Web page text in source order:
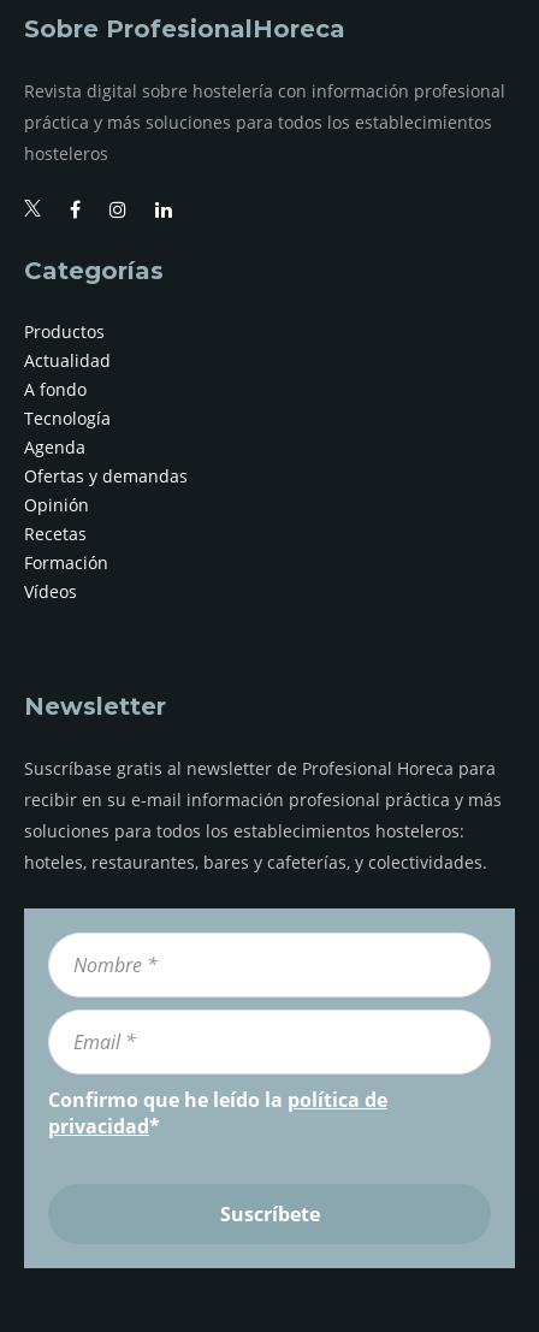
Sobre ProfesionalHoreca
Revista digital sobre hostelería con información profesional
práctica y más soluciones para todos los establecimientos
hosteleros
Categorías
Productos
Actualidad
A fondo
Tecnología
Agenda
Ofertas y demandas
Opinión
Recetas
Formación
Vídeos
Newsletter
Suscríbase gratis al newsletter de Profesional Horeca para
recibir en su e-mail información profesional práctica y más
soluciones para todos los establecimientos hosteleros:
hoteles, restaurantes, bares y cafeterías, y colectividades.
Confirmo que he leído la política de
privacidad*